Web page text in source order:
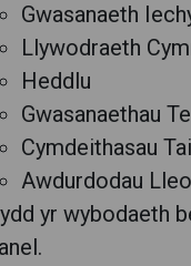
Gwasanaeth
Llywodraeth
Heddlu
Gwasanaethau
Cymdeithasau Tai
Awdurdodau
yr wybodaeth